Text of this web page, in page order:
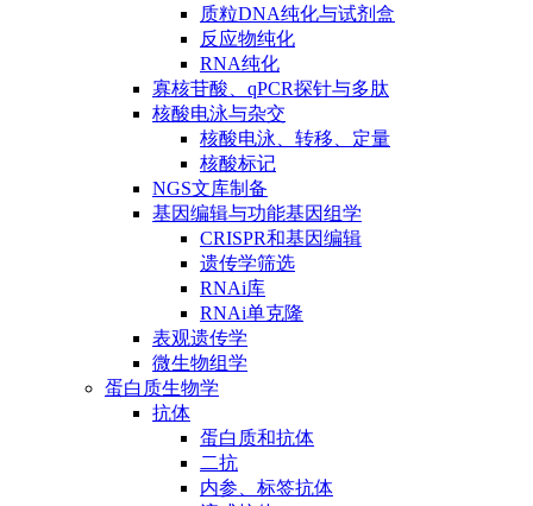
质粒DNA纯化与试剂盒
反应物纯化
RNA纯化
寡核苷酸、qPCR探针与多肽
核酸电泳与杂交
核酸电泳、转移、定量
核酸标记
NGS文库制备
基因编辑与功能基因组学
CRISPR和基因编辑
遗传学筛选
RNAi库
RNAi单克隆
表观遗传学
微生物组学
蛋白质生物学
抗体
蛋白质和抗体
二抗
内参、标签抗体